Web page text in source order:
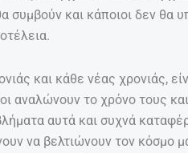
συμβούν και κάποιοι δεν θα
και κάθε νέας χρονιάς,
αναλώνουν το χρόνο τους
αυτά και συχνά
να βελτιώνουν τον κόσμο